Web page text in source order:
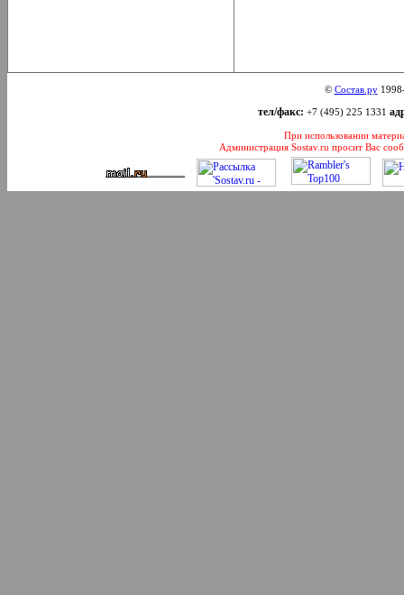
© Состав.ру
тел/факс: +7 (495) 225 1331
При использовании
Администрация Sostav.ru просит Вас